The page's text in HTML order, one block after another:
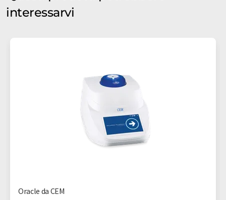
interessarvi
Oracle da CEM